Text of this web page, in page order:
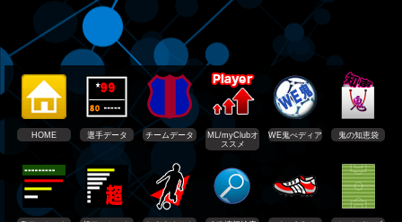
HOME 選手データ チームデータ
ML/myClubオ
ススメ
WE鬼ぺディア 鬼の知恵袋